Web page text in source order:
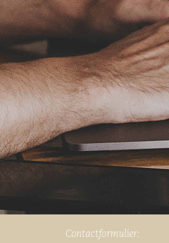
Contactformulier: